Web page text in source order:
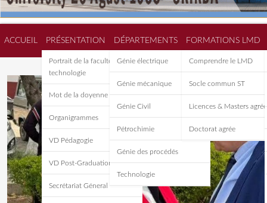
ACCUEIL PRÉSENTATION
Portrait de la faculté de
technologie
Mot de la doyenne
Organigrammes
VD Pédagogie
VD Post-Graduation
Secrétariat Géneral
DÉPARTEMENTS
Génie électrique
Génie mécanique
Génie Civil
Pétrochimie
Génie des procédés
Technologie
FORMATIONS LMD
Comprendre le LMD
Socle commun ST
Licences & Masters
Doctorat agrée